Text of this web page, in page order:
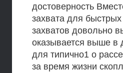
достоверность
захвата для
захватов довольно
оказывается выше в
для типично1 о
за время жизни